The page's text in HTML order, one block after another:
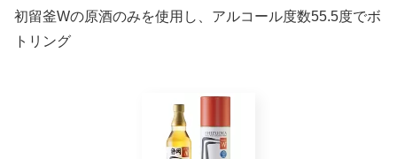
初留釜Wの原酒のみを使用し、アルコール度数55.5度でボ
トリング